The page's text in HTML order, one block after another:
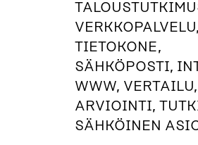
VERKKOPALVELU,
TIETOKONE,
SÄHKÖPOSTI,
WWW, VERTAILU,
ARVIOINTI,
SÄHKÖINEN